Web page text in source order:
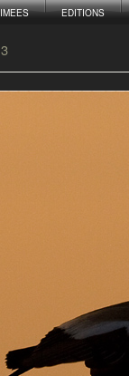
EDITIONS